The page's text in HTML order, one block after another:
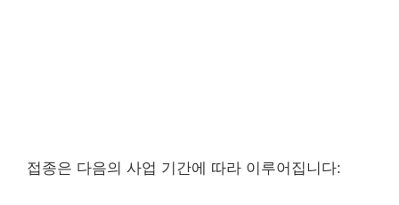
접종은 다음의 사업 기간에 따라 이루어집니다: